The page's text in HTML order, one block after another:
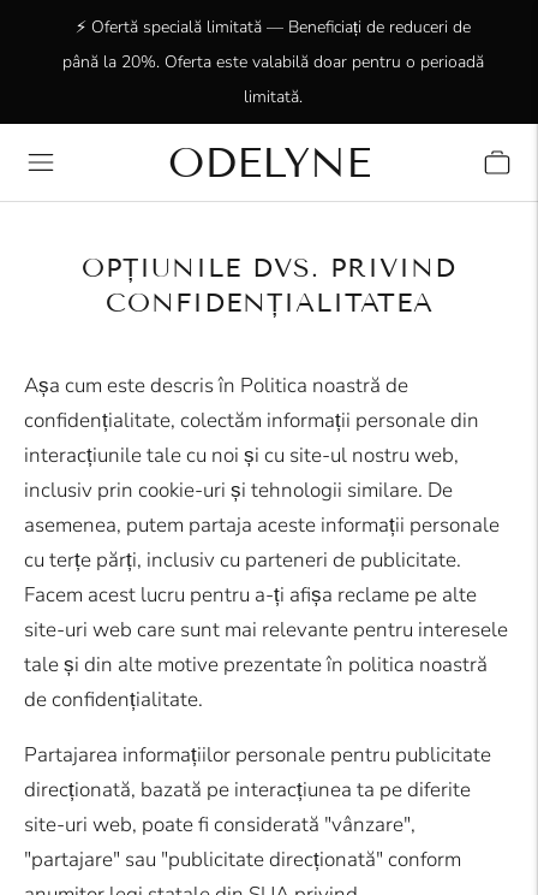
✨ +15.000 de clienți încântați! Vă mulțumim că sunteți
⚡ Ofertă specială limitată — Beneficiați de reduceri de
până la 20%. Oferta este valabilă doar pentru o perioadă
limitată.
ODELYNE
OPȚIUNILE DVS. PRIVIND
CONFIDENȚIALITATEA
Așa cum este descris în Politica noastră de
confidențialitate, colectăm informații personale din
interacțiunile tale cu noi și cu site-ul nostru web,
inclusiv prin cookie-uri și tehnologii similare. De
asemenea, putem partaja aceste informații personale
cu terțe părți, inclusiv cu parteneri de publicitate.
Facem acest lucru pentru a-ți afișa reclame pe alte
site-uri web care sunt mai relevante pentru interesele
tale și din alte motive prezentate în politica noastră
de confidențialitate.
Partajarea informațiilor personale pentru publicitate
direcționată, bazată pe interacțiunea ta pe diferite
site-uri web, poate fi considerată "vânzare",
"partajare" sau "publicitate direcționată" conform